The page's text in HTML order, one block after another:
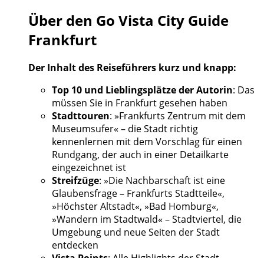
Über den Go Vista City Guide
Frankfurt
Der Inhalt des Reiseführers kurz und knapp:
Top 10 und Lieblingsplätze der Autorin: Das
müssen Sie in Frankfurt gesehen haben
Stadttouren: »Frankfurts Zentrum mit dem
Museumsufer« – die Stadt richtig
kennenlernen mit dem Vorschlag für einen
Rundgang, der auch in einer Detailkarte
eingezeichnet ist
Streifzüge: »Die Nachbarschaft ist eine
Glaubensfrage – Frankfurts Stadtteile«,
»Höchster Altstadt«, »Bad Homburg«,
»Wandern im Stadtwald« – Stadtviertel, die
Umgebung und neue Seiten der Stadt
entdecken